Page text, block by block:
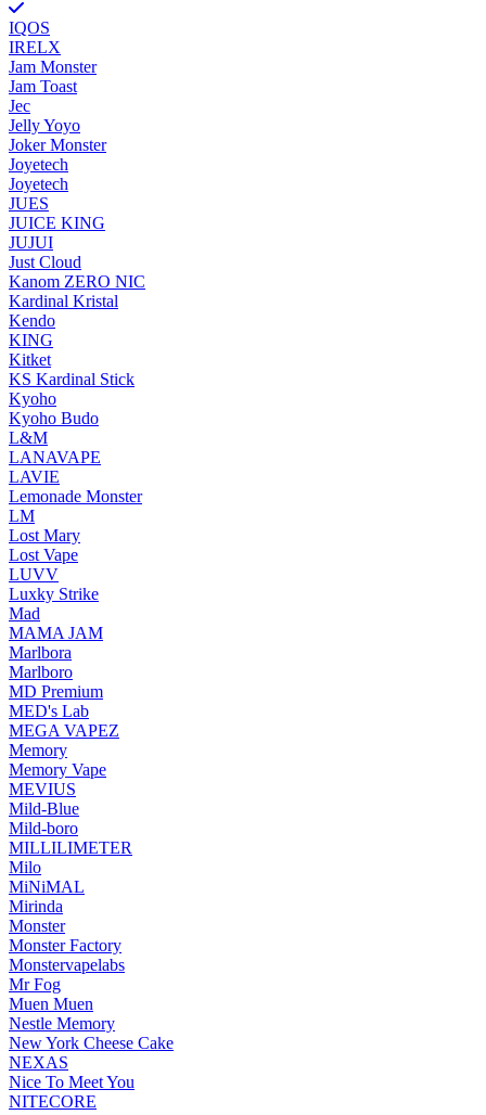
IQOS
IRELX
Jam Monster
Jam Toast
Jec
Jelly Yoyo
Joker Monster
Joyetech
Joyetech
JUES
JUICE KING
JUJUI
Just Cloud
Kanom ZERO NIC
Kardinal Kristal
Kendo
KING
Kitket
KS Kardinal Stick
Kyoho
Kyoho Budo
L&M
LANAVAPE
LAVIE
Lemonade Monster
LM
Lost Mary
Lost Vape
LUVV
Luxky Strike
Mad
MAMA JAM
Marlbora
Marlboro
MD Premium
MED's Lab
MEGA VAPEZ
Memory
Memory Vape
MEVIUS
Mild-Blue
Mild-boro
MILLILIMETER
Milo
MiNiMAL
Mirinda
Monster
Monster Factory
Monstervapelabs
Mr Fog
Muen Muen
Nestle Memory
New York Cheese Cake
NEXAS
Nice To Meet You
NITECORE